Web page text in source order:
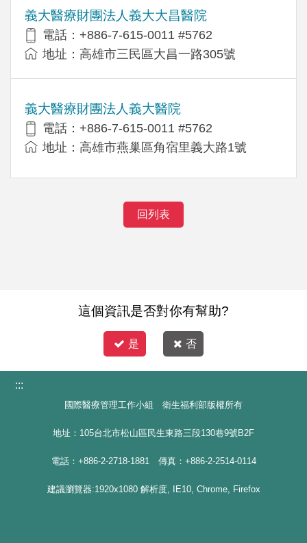
義大醫療財團法人義大大昌醫院
電話：+886-7-615-0011 #5762
地址：高雄市三民區大昌一路305號
義大醫療財團法人義大醫院
電話：+886-7-615-0011 #5762
地址：高雄市燕巢區角宿里義大路1號
回列表
這個資訊是否對你有幫助?
是 否
:::
國際醫療管理工作小組 衛生福利部版權所有
地址：105台北市松山區民生東路三段130巷9號B2F
電話：+886-2-2718-1881 傳真：+886-2-2514-0114
建議瀏覽器:1920x1080 解析度, IE10, Chrome, Firefox